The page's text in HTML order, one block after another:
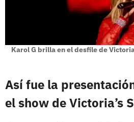
Karol G brilla en el desfile de
Así fue la
el show de Victoria’s